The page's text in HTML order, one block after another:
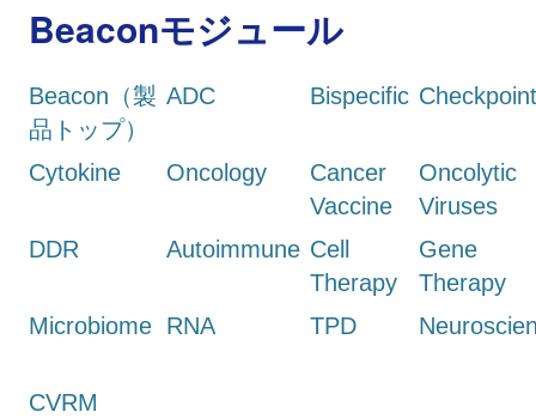
Beaconモジュール
Beacon（製
品トップ）
ADC Bispecific Checkpoint
Cytokine Oncology
Cancer
Vaccine
Oncolytic
Viruses
DDR
Autoimmune Cell
Therapy
Gene
Therapy
Microbiome RNA TPD
CVRM